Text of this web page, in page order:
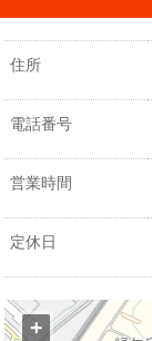
住所
電話番号
営業時間
定休日
+